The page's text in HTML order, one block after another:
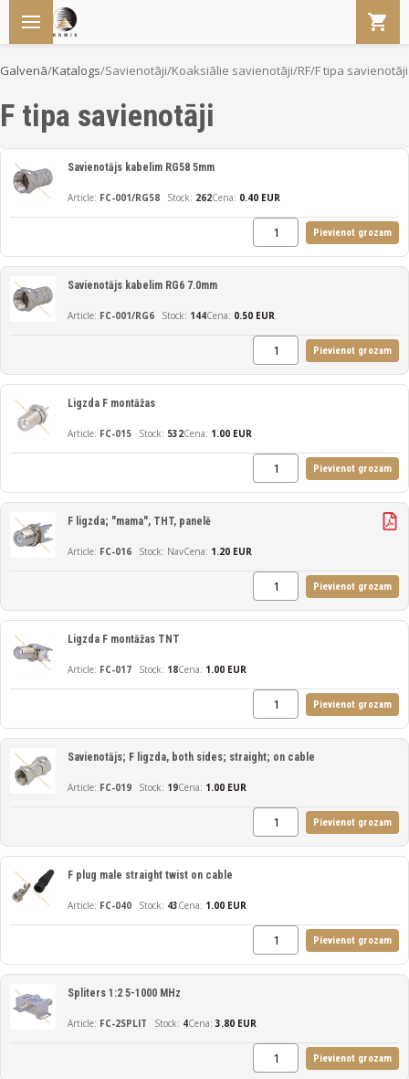
Galvenā/Katalogs/Savienotāji/Koaksiālie savienotāji/RF/F tipa savienotāji
F tipa savienotāji
FC-001/RG58
Savienotājs kabelim RG58 5mm
262Cena: 0.40 EUR
Pievienot grozam
FC-001/RG6
Savienotājs kabelim RG6 7.0mm
144Cena: 0.50 EUR
Pievienot grozam
FC-015
Ligzda F montāžas
532Cena: 1.00 EUR
Pievienot grozam
FC-016
F ligzda; "mama", THT, panelē
NavCena: 1.20 EUR
Pievienot grozam
FC-017
Ligzda F montāžas TNT
18Cena: 1.00 EUR
Pievienot grozam
FC-019
Savienotājs; F ligzda, both sides; straight; on cable
19Cena: 1.00 EUR
Pievienot grozam
FC-040
F plug male straight twist on cable
43Cena: 1.00 EUR
Pievienot grozam
FC-2SPLIT
Spliters 1:2 5-1000 MHz
4Cena: 3.80 EUR
Pievienot grozam